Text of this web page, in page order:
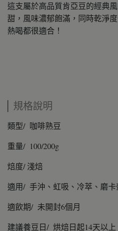
這支屬於高品質肯亞豆的經典
甜，風味濃郁飽滿，同時乾淨
熱喝都很適合！
規格說明
類型/ 咖啡熟豆
重量/ 100/200g
焙度/ 淺焙
適用/ 手沖、虹吸、冷萃、磨卡
適飲期/ 未開封6個月
建議養豆日/ 烘焙日起14天以上